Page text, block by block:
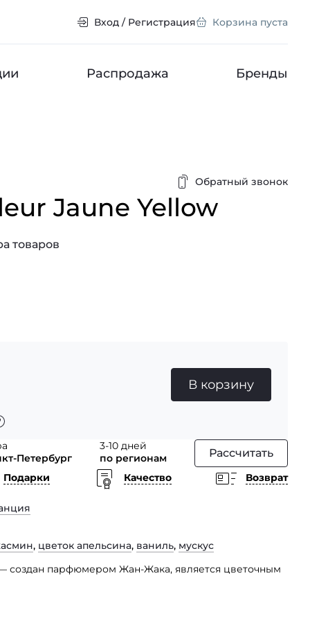
Вход / Регистрация Корзина пуста
Распродажа Бренды
Обратный звонок
Jaune Yellow
товаров
В корзину
Петербург
3-10 дней
по регионам
Рассчитать
Подарки Качество
Возврат
, цветок апельсина, ваниль, мускус
создан парфюмером Жан-Жака, является цветочным
о времени, когда пробиваются первые